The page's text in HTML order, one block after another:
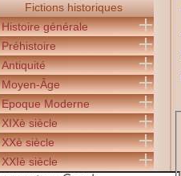
Fictions historiques
Histoire générale
Préhistoire
Antiquité
Moyen-Âge
Epoque Moderne
XIXè siècle
XXè siècle
XXIè siècle